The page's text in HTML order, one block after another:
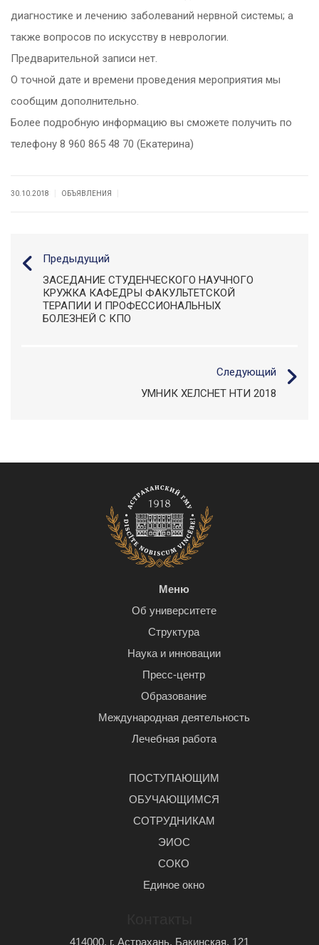
диагностике и лечению заболеваний нервной системы; а
также вопросов по искусству в неврологии.
Предварительной записи нет.
О точной дате и времени проведения мероприятия мы
сообщим дополнительно.
Более подробную информацию вы сможете получить по
телефону 8 960 865 48 70 (Екатерина)
30.10.2018 ОБЪЯВЛЕНИЯ
Предыдущий
ЗАСЕДАНИЕ СТУДЕНЧЕСКОГО НАУЧНОГО
КРУЖКА КАФЕДРЫ ФАКУЛЬТЕТСКОЙ
ТЕРАПИИ И ПРОФЕССИОНАЛЬНЫХ
БОЛЕЗНЕЙ С КПО
Следующий
УМНИК ХЕЛСНЕТ НТИ 2018
Меню
Об университете
Структура
Наука и инновации
Пресс-центр
Образование
Международная деятельность
Лечебная работа
ПОСТУПАЮЩИМ
ОБУЧАЮЩИМСЯ
СОТРУДНИКАМ
ЭИОС
СОКО
Единое окно
414000, г. Астрахань, Бакинская, 121